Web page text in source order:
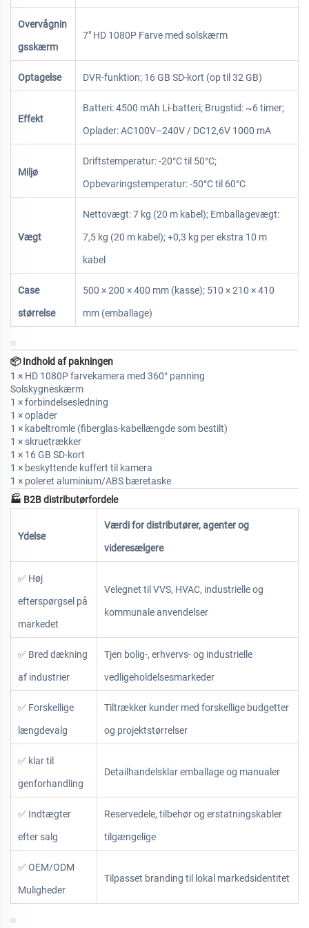
Overvågnin
gsskærm
7" HD 1080P Farve med solskærm
Optagelse DVR-funktion; 16 GB SD-kort (op til 32 GB)
Effekt
Batteri: 4500 mAh Li-batteri; Brugstid: ~6 timer;
Oplader: AC100V–240V / DC12,6V 1000 mA
Miljø
Driftstemperatur: -20°C til 50°C;
Opbevaringstemperatur: -50°C til 60°C
Vægt
Nettovægt: 7 kg (20 m kabel); Emballagevægt:
7,5 kg (20 m kabel); +0,3 kg per ekstra 10 m
kabel
Case
størrelse
500 × 200 × 400 mm (kasse); 510 × 210 × 410
mm (emballage)
📦Indhold af pakningen
1 × HD 1080P farvekamera med 360° panning
Solskygneskærm
1 × forbindelsesledning
1 × oplader
1 × kabeltromle (fiberglas-kabellængde som bestilt)
1 × skruetrækker
1 × 16 GB SD-kort
1 × beskyttende kuffert til kamera
1 × poleret aluminium/ABS bæretaske
🏭 B2B distributørfordele
Ydelse
Værdi for distributører, agenter og
videresælgere
✅ Høj
efterspørgsel på
markedet
Velegnet til VVS, HVAC, industrielle og
kommunale anvendelser
✅ Bred dækning
af industrier
Tjen bolig-, erhvervs- og industrielle
vedligeholdelsesmarkeder
✅ Forskellige
længdevalg
Tiltrækker kunder med forskellige budgetter
og projektstørrelser
✅ klar til
genforhandling
Detailhandelsklar emballage og manualer
✅ Indtægter
efter salg
Reservedele, tilbehør og erstatningskabler
tilgængelige
✅ OEM/ODM
Muligheder
Tilpasset branding til lokal markedsidentitet